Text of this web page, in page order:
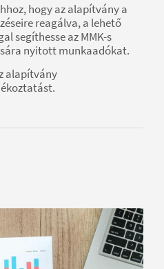
hogy az alapítvány a
reagálva, a lehető
segíthesse az MMK-s
nyitott munkaadókat.
alapítvány